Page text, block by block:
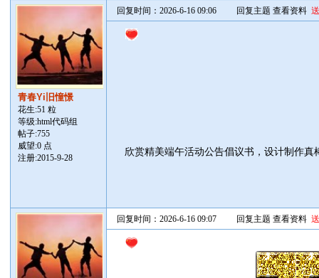
青春Yi旧憧憬
花生:51 粒
等级:html代码组
帖子:755
威望:0 点
注册:2015-9-28
回复时间：2026-6-16 09:06 回复主题 查看资料
欣赏精美端午活动公告倡议书，设计制作真
回复时间：2026-6-16 09:07 回复主题 查看资料